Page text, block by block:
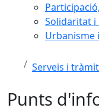
Solidaritat i
Urbanisme
Serveis i
Punts